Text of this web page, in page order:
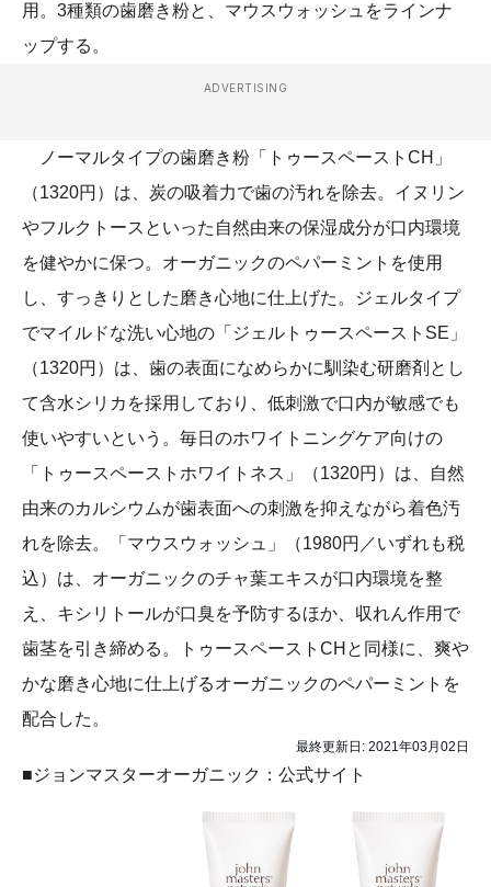
用。3種類の歯磨き粉と、マウスウォッシュをラインナ
ップする。
ADVERTISING
ノーマルタイプの歯磨き粉「トゥースペーストCH」
（1320円）は、炭の吸着力で歯の汚れを除去。イヌリン
やフルクトースといった自然由来の保湿成分が口内環境
を健やかに保つ。オーガニックのペパーミントを使用
し、すっきりとした磨き心地に仕上げた。ジェルタイプ
でマイルドな洗い心地の「ジェルトゥースペーストSE」
（1320円）は、歯の表面になめらかに馴染む研磨剤とし
て含水シリカを採用しており、低刺激で口内が敏感でも
使いやすいという。毎日のホワイトニングケア向けの
「トゥースペーストホワイトネス」（1320円）は、自然
由来のカルシウムが歯表面への刺激を抑えながら着色汚
れを除去。「マウスウォッシュ」（1980円／いずれも税
込）は、オーガニックのチャ葉エキスが口内環境を整
え、キシリトールが口臭を予防するほか、収れん作用で
歯茎を引き締める。トゥースペーストCHと同様に、爽や
かな磨き心地に仕上げるオーガニックのペパーミントを
配合した。
最終更新日: 2021年03月02日
■ジョンマスターオーガニック：公式サイト